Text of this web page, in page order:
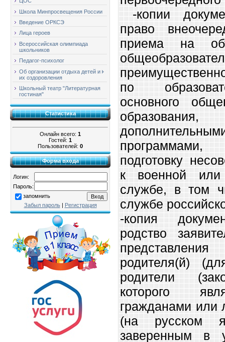
Школа Минпросвещения России
Введение ОРКСЭ
Лица героев
Всероссийская олимпиада
школьников
Педагог-психолог
Об организации отдыха детей и
их оздоровления
Школьный театр "Литературная
гостиная"
Статистика
Онлайн всего: 1
Гостей: 1
Пользователей: 0
Форма входа
Логин:
Пароль:
запомнить
Забыл пароль| Регистрация
-копии
право
приема на
по
основного
подготовку
к военной или
службе, в том
службе
-копия
родство
родителя(й)
родители
которого
гражданами или
(на русском
заверенным в